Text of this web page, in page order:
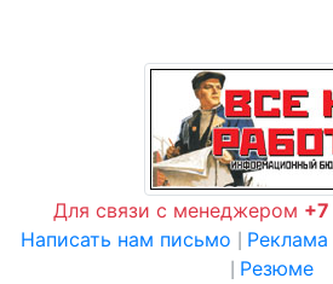
Для связи с менеджером
Написать нам письмо
Реклама
Резюме